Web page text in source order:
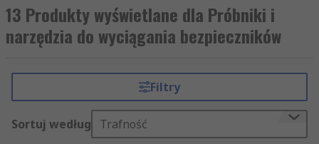
Naszym klientom oferujemy błyskawiczną
przesyłkę tysięcy artykułów z działu Bezpieczniki,
gniazda i wyłączniki. Ponieważ dbamy o
dziwi fakt, że artykuły RS kupowane są przez
internet w ponad 160 krajach. Niezależnie od
tego, czy kupują Państwo produkty w dużych
ilościach, czy tylko pojedyncze sztuki, oferujemy
13 Produkty wyświetlane dla Próbniki i
narzędzia do wyciągania bezpieczników
Filtry
Sortuj według Trafność